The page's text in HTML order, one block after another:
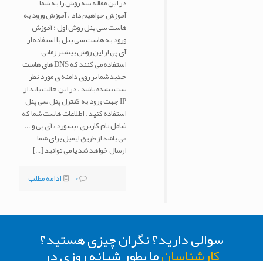
در این مقاله سه روش را به شما
آموزش خواهیم داد . آموزش ورود به
هاست سی پنل روش اول : آموزش
ورود به هاست سی پنل با استفاده از
آی پی از این روش بیشتر زمانی
استفاده می کنند که DNS های هاست
جدید شما بر روی دامنه ی مورد نظر
ست نشده باشد . در این حالت باید از
IP جهت ورود به کنترل پنل سی پنل
استفاده کنید . اطلاعات هاست شما که
شامل نام کاربری ، پسورد ، آی پی و …
می باشد از طریق ایمیل برای شما
ارسال خواهد شد یا می توانید[…]
0
ادامه مطلب
سوالی دارید؟ نگران چیزی هستید؟